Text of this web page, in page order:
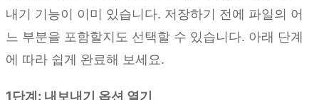
내기 기능이 이미 있습니다. 저장하기 전에 파일의 어
느 부분을 포함할지도 선택할 수 있습니다. 아래 단계
에 따라 쉽게 완료해 보세요.
1단계: 내보내기 옵션 열기